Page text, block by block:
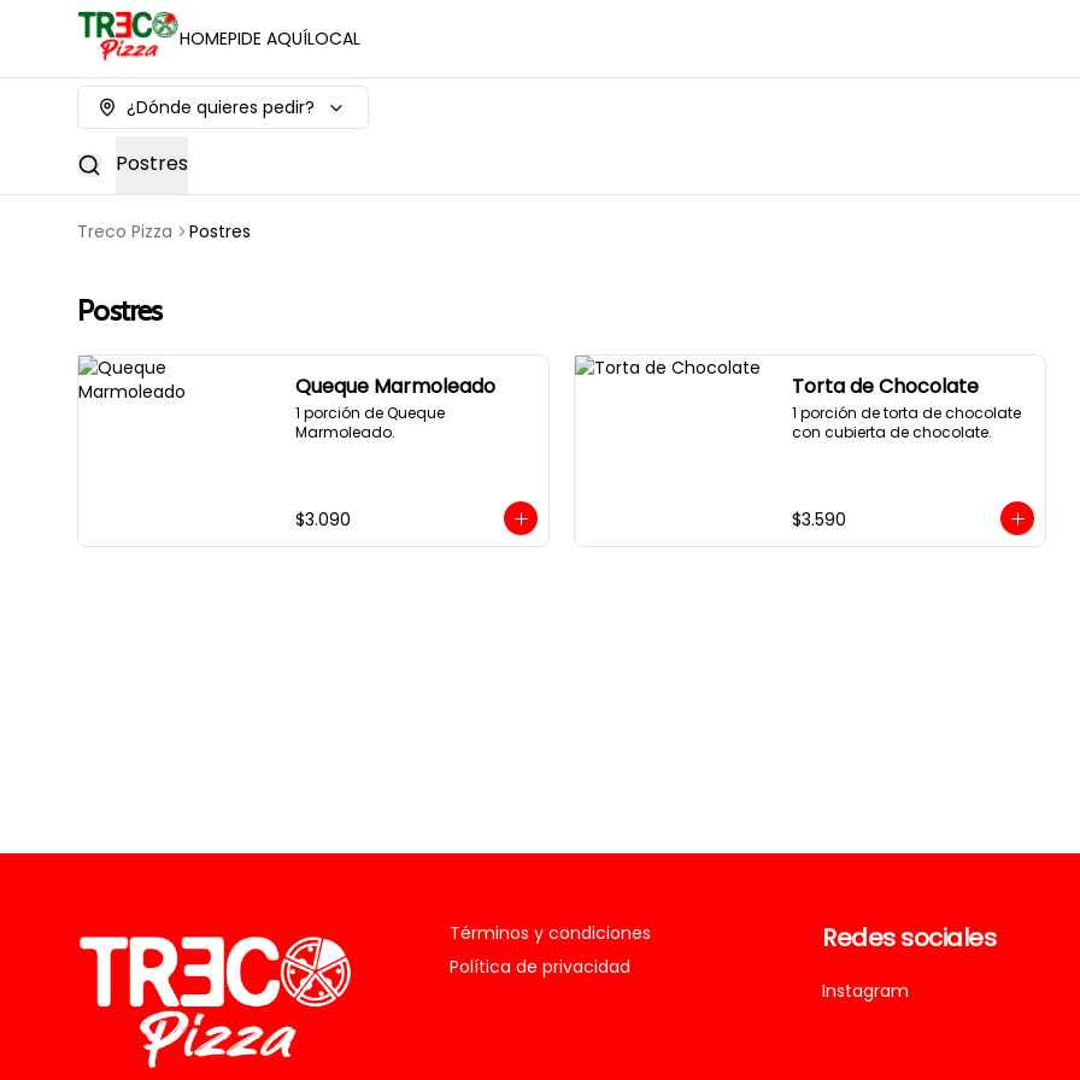
HOMEPIDE AQUÍLOCAL
¿Dónde quieres pedir?
Postres
Treco Pizza Postres
Postres
Queque Marmoleado
1 porción de Queque
Marmoleado.
$3.090
Torta de Chocolate
1 porción de torta de chocolate
con cubierta de chocolate.
$3.590
Términos y condiciones
Política de privacidad
Redes sociales
Instagram